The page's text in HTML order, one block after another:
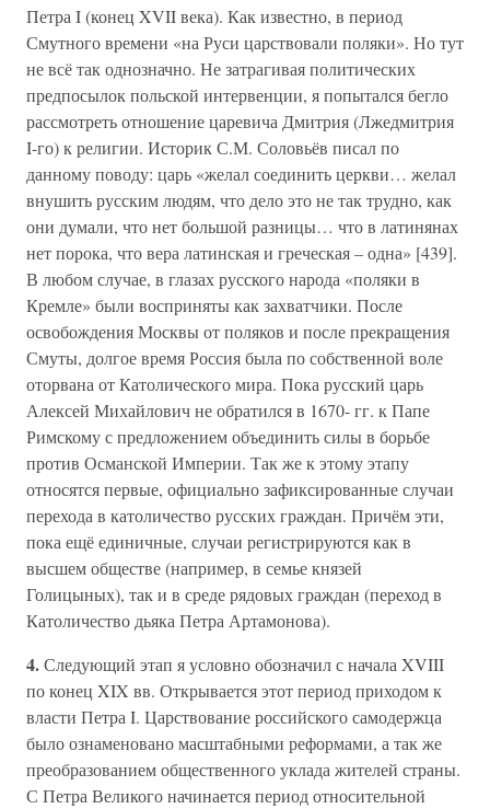
Петра I (конец XVII века). Как известно, в период
Смутного времени «на Руси царствовали поляки». Но тут
не всё так однозначно. Не затрагивая политических
предпосылок польской интервенции, я попытался бегло
рассмотреть отношение царевича Дмитрия (Лжедмитрия
I-го) к религии. Историк С.М. Соловьёв писал по
данному поводу: царь «желал соединить церкви… желал
внушить русским людям, что дело это не так трудно, как
они думали, что нет большой разницы… что в латинянах
нет порока, что вера латинская и греческая – одна» [439].
В любом случае, в глазах русского народа «поляки в
Кремле» были восприняты как захватчики. После
освобождения Москвы от поляков и после прекращения
Смуты, долгое время Россия была по собственной воле
оторвана от Католического мира. Пока русский царь
Алексей Михайлович не обратился в 1670- гг. к Папе
Римскому с предложением объединить силы в борьбе
против Османской Империи. Так же к этому этапу
относятся первые, официально зафиксированные случаи
перехода в католичество русских граждан. Причём эти,
пока ещё единичные, случаи регистрируются как в
высшем обществе (например, в семье князей
Голицыных), так и в среде рядовых граждан (переход в
Католичество дьяка Петра Артамонова).
4.Следующий этап я условно обозначил с начала XVIII
по конец XIX вв. Открывается этот период приходом к
власти Петра I. Царствование российского самодержца
было ознаменовано масштабными реформами, а так же
преобразованием общественного уклада жителей страны.
С Петра Великого начинается период относительной